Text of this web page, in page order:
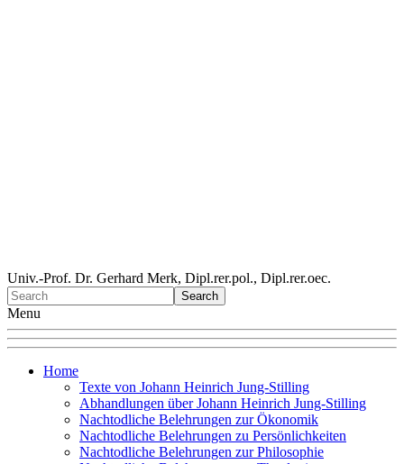
Univ.-Prof. Dr. Gerhard Merk, Dipl.rer.pol., Dipl.rer.oec.
Menu
Home
Texte von Johann Heinrich Jung-Stilling
Abhandlungen über Johann Heinrich Jung-Stilling
Nachtodliche Belehrungen zur Ökonomik
Nachtodliche Belehrungen zu Persönlichkeiten
Nachtodliche Belehrungen zur Philosophie